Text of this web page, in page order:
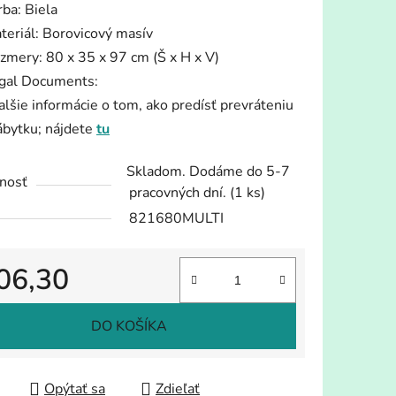
Biela
Borovicový masív
80 x 35 x 97 cm (Š x H x V)
Documents:
informácie o tom, ako predísť prevráteniu
nájdete tu
Skladom. Dodáme do 5-7
pracovných dní. (1 ks)
821680MULTI
cena:
DO KOŠÍKA
Opýtať sa Zdieľať